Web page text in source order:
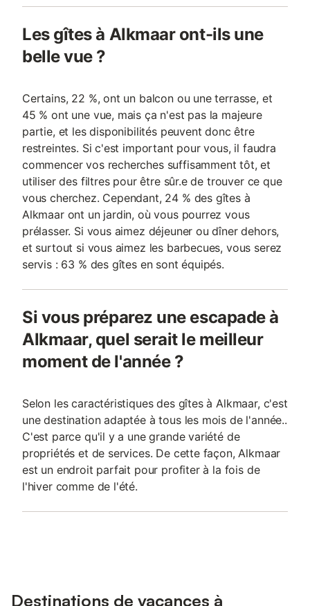
Les gîtes à Alkmaar ont-ils une
belle vue ?
Certains, 22 %, ont un balcon ou une terrasse, et
45 % ont une vue, mais ça n'est pas la majeure
partie, et les disponibilités peuvent donc être
restreintes. Si c'est important pour vous, il faudra
commencer vos recherches suffisamment tôt, et
utiliser des filtres pour être sûr.e de trouver ce que
vous cherchez. Cependant, 24 % des gîtes à
Alkmaar ont un jardin, où vous pourrez vous
prélasser. Si vous aimez déjeuner ou dîner dehors,
et surtout si vous aimez les barbecues, vous serez
servis : 63 % des gîtes en sont équipés.
Si vous préparez une escapade à
Alkmaar, quel serait le meilleur
moment de l'année ?
Selon les caractéristiques des gîtes à Alkmaar, c'est
une destination adaptée à tous les mois de l'année..
C'est parce qu'il y a une grande variété de
propriétés et de services. De cette façon, Alkmaar
est un endroit parfait pour profiter à la fois de
l'hiver comme de l'été.
Destinations de vacances à